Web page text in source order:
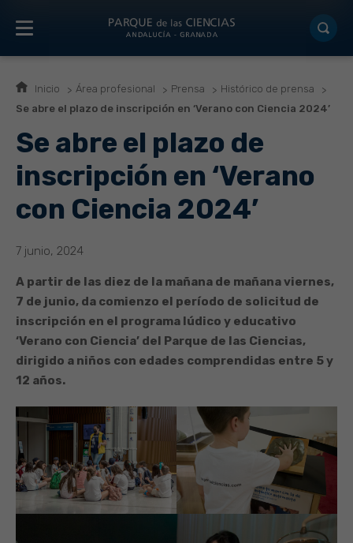
Inicio Área profesional Prensa
Histórico de prensa
Se abre el plazo de inscripción en ‘Verano con Ciencia 2024’
Se abre el plazo de
inscripción en ‘Verano
con Ciencia 2024’
7 junio, 2024
A partir de las diez de la mañana de mañana viernes,
7 de junio, da comienzo el período de solicitud de
inscripción en el programa lúdico y educativo
‘Verano con Ciencia’ del Parque de las Ciencias,
dirigido a niños con edades comprendidas entre 5 y
12 años.